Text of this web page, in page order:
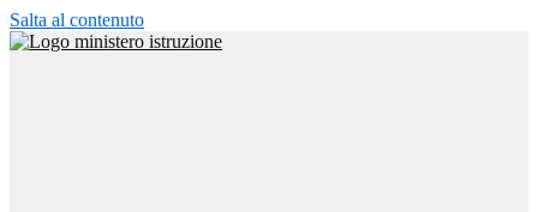
Salta al contenuto